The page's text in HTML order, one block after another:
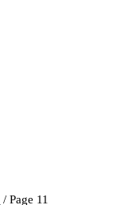
/ Page 11